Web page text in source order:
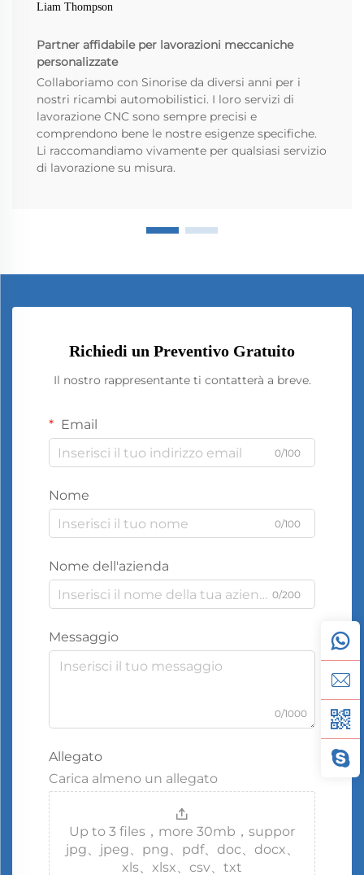
Liam Thompson
Partner affidabile per lavorazioni meccaniche
personalizzate
Collaboriamo con Sinorise da diversi anni per i
nostri ricambi automobilistici. I loro servizi di
lavorazione CNC sono sempre precisi e
comprendono bene le nostre esigenze specifiche.
Li raccomandiamo vivamente per qualsiasi servizio
di lavorazione su misura.
Richiedi un Preventivo Gratuito
Il nostro rappresentante ti contatterà a breve.
Email
0/100
Nome
0/100
Nome dell'azienda
0/200
Messaggio
0/1000
Allegato
Carica almeno un allegato
Up to 3 files，more 30mb，suppor
jpg、jpeg、png、pdf、doc、docx、
xls、xlsx、csv、txt